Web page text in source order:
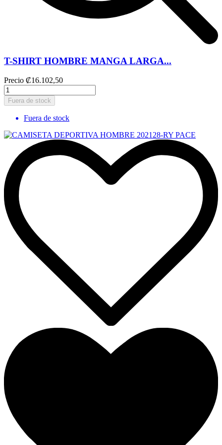
T-SHIRT HOMBRE MANGA LARGA...
Precio ₡16.102,50
Fuera de stock
Fuera de stock